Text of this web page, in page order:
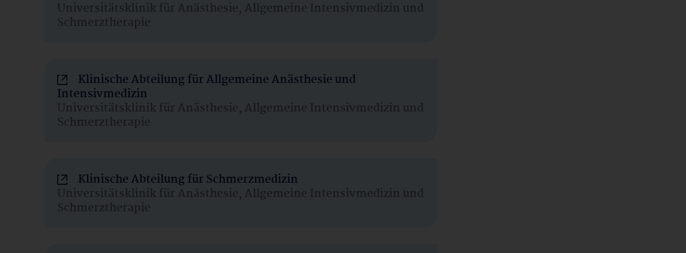
Universitätsklinik für Anästhesie, Allgemeine Intensivmedizin und
Schmerztherapie
Klinische Abteilung für Allgemeine Anästhesie und
Intensivmedizin
Universitätsklinik für Anästhesie, Allgemeine Intensivmedizin und
Schmerztherapie
Klinische Abteilung für Schmerzmedizin
Universitätsklinik für Anästhesie, Allgemeine Intensivmedizin und
Schmerztherapie